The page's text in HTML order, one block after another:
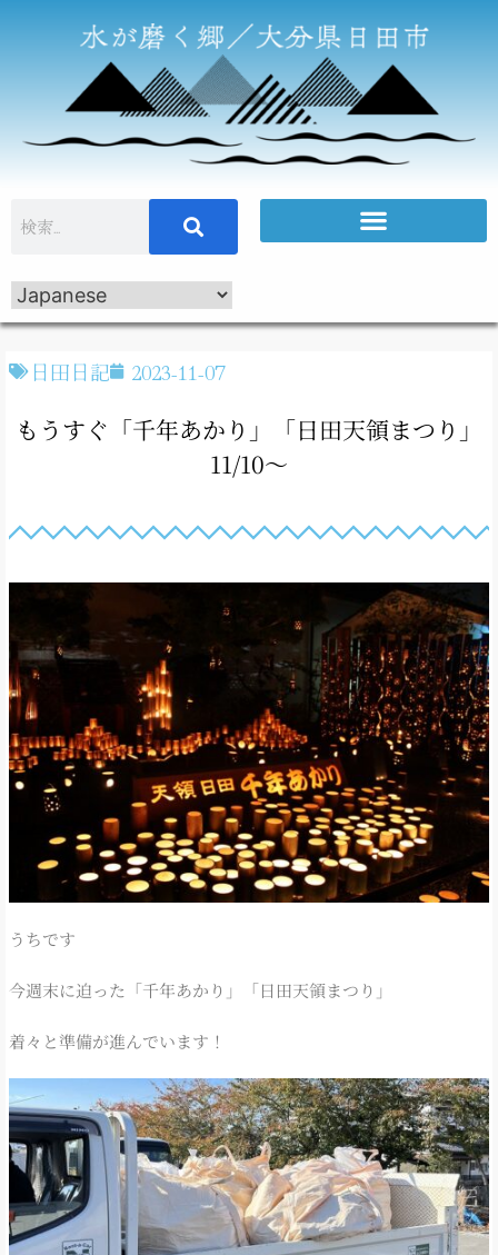
日田日記 2023-11-07
もうすぐ「千年あかり」「日田天領まつり」
11/10～
うちです
今週末に迫った「千年あかり」「日田天領まつり」
着々と準備が進んでいます！